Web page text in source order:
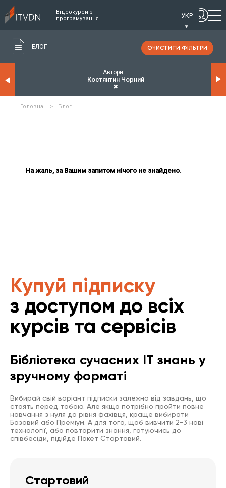
Відеокурси з
програмування
УКР
БЛОГ ОЧИСТИТИ ФІЛЬТРИ
Автори
Костянтин Чорний
✖
Головна > Блог
На жаль, за Вашим запитом нічого не знайдено.
Купуй підписку
з доступом до всіх
курсів та сервісів
Бібліотека сучасних IT знань у
зручному форматі
Вибирай свій варіант підписки залежно від завдань, що
стоять перед тобою. Але якщо потрібно пройти повне
навчання з нуля до рівня фахівця, краще вибирати
Базовий або Преміум. А для того, щоб вивчити 2-3 нові
технології, або повторити знання, готуючись до
співбесіди, підійде Пакет Стартовий.
Стартовий